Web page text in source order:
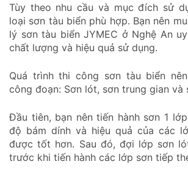
Tùy theo nhu cầu và mục đích sử
loại sơn tàu biển phù hợp. Bạn nên
lý sơn tàu biển JYMEC ở Nghệ An
chất lượng và hiệu quả sử dụng.
Quá trình thi công sơn tàu biển
công đoạn: Sơn lót, sơn trung gian và
Đầu tiên, bạn nên tiến hành sơn 1
độ bám dính và hiệu quả của các
được tốt hơn. Sau đó, đợi lớp sơn
trước khi tiến hành các lớp sơn tiếp